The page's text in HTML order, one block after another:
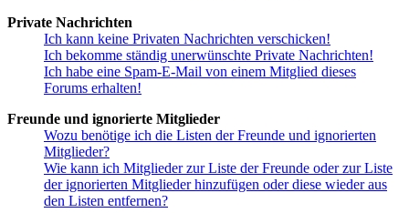
Private Nachrichten
Ich kann keine Privaten Nachrichten verschicken!
Ich bekomme ständig unerwünschte Private Nachrichten!
Ich habe eine Spam-E-Mail von einem Mitglied dieses
Forums erhalten!
Freunde und ignorierte Mitglieder
Wozu benötige ich die Listen der Freunde und ignorierten
Mitglieder?
Wie kann ich Mitglieder zur Liste der Freunde oder zur Liste
der ignorierten Mitglieder hinzufügen oder diese wieder aus
den Listen entfernen?